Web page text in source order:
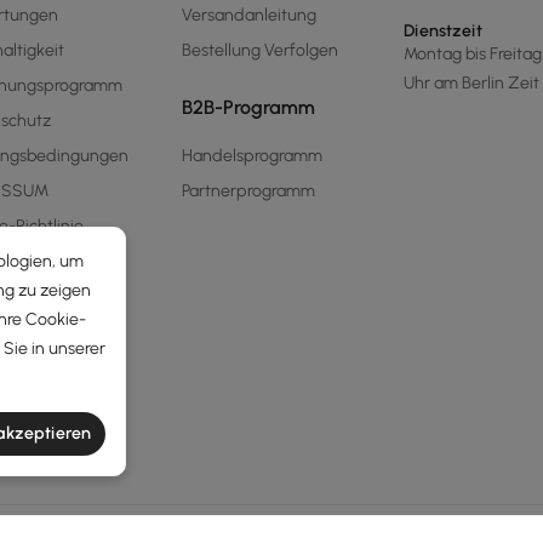
Richtlinie
Versandanleitung
Bestellung Verfolgen
B2B-Programm
Handelsprogramm
Partnerprogramm
Dienstzeit
Montag bis
Uhr am Berlin Zeit
um
zu zeigen
Cookie-
in unserer